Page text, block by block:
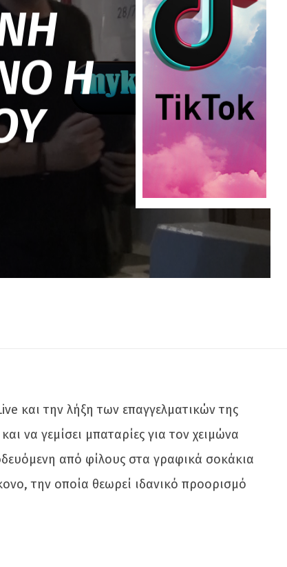
Η
και την λήξη των επαγγελματικών της
να γεμίσει μπαταρίες για τον χειμώνα
από φίλους στα γραφικά σοκάκια
την οποία θεωρεί ιδανικό προορισμό